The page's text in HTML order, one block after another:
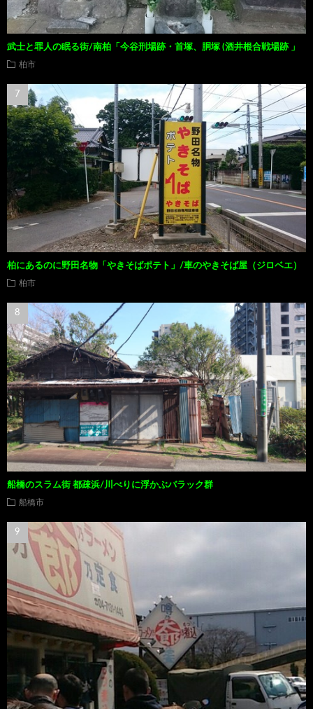
武士と罪人の眠る街/南柏「今谷刑場跡・首塚、胴塚 (酒井根合戦場跡 」
柏市
柏にあるのに野田名物「やきそばポテト」/車のやきそば屋（ジロベエ）
柏市
船橋のスラム街 都疎浜/川べりに浮かぶバラック群
船橋市